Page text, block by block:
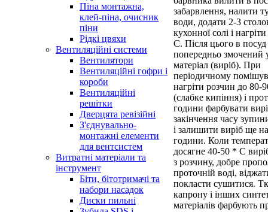
Піна монтажна,
клей-піна, очисник
піни
Рідкі цвяхи
Вентиляційні системи
Вентилятори
Вентиляційні гофри і
короби
Вентиляційні
решітки
Дверцята ревізійні
З'єднувально-
монтажні елементи
для вентсистем
Витратні матеріали та
інструмент
Біти, бітотримачі та
набори насадок
Диски пильні
забарвлення, налити
води, додати 2-3
кухонної солі і
С. Після цього в
попередньо змочений
матеріал (виріб). При
періодичному
нагріти розчин до 80-
(слабке кипіння) і
години фарбувати
закінчення часу
і залишити виріб ще
години. Коли
досягне 40-50 * С
з розчину, добре
проточній воді,
покласти сушитися.
капрону і інших
матеріалів фарбують